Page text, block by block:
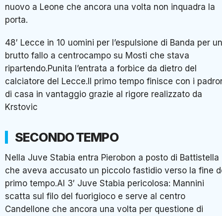
nuovo a Leone che ancora una volta non inquadra la
porta.
48′ Lecce in 10 uomini per l’espulsione di Banda per un
brutto fallo a centrocampo su Mosti che stava
ripartendo.Punita l’entrata a forbice da dietro del
calciatore del Lecce.Il primo tempo finisce con i
di casa in vantaggio grazie al rigore realizzato da
Krstovic
SECONDO TEMPO
Nella Juve Stabia entra Pierobon a posto di Battistella
che aveva accusato un piccolo fastidio verso la fine
primo tempo.Al 3′ Juve Stabia pericolosa: Mannini
scatta sul filo del fuorigioco e serve al centro
Candellone che ancora una volta per questione di